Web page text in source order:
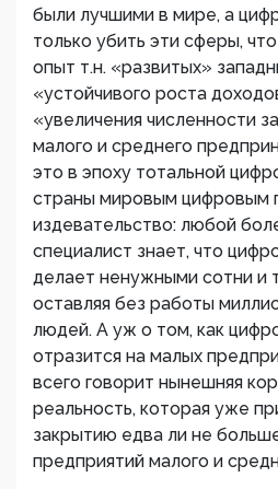
были лучшими в мире, а
только убить эти сферы,
опыт т.н. «развитых»
«устойчивого роста
«увеличения численности
малого и среднего
это в эпоху тотальной
страны мировым цифровым
издевательство: любой
специалист знает, что
делает ненужными сотни и
оставляя без работы
людей. А уж о том, как
отразится на малых
всего говорит нынешняя
реальность, которая уже
закрытию едва ли не
предприятий малого и